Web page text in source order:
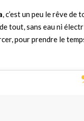
, c’est un peu le rêve
tout, sans eau ni
pour prendre le